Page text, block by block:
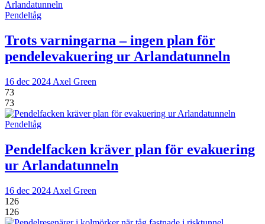
Pendeltåg
Trots varningarna – ingen plan för
pendelevakuering ur Arlandatunneln
16 dec 2024 Axel Green
73
73
Pendeltåg
Pendelfacken kräver plan för evakuering
ur Arlandatunneln
16 dec 2024 Axel Green
126
126